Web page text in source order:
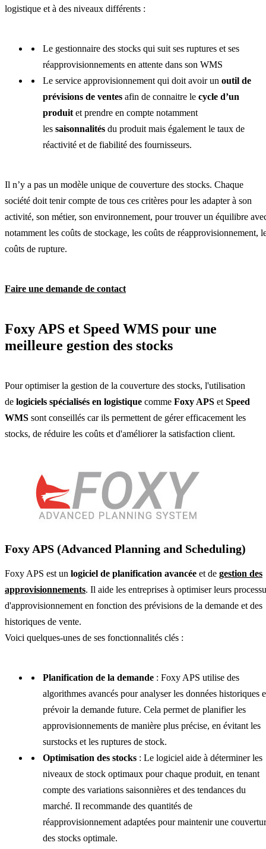
logistique et à des niveaux différents :
Le gestionnaire des stocks qui suit ses ruptures et ses
réapprovisionnements en attente dans son WMS
Le service approvisionnement qui doit avoir un outil de
prévisions de ventes afin de connaitre le cycle d’un
produit et prendre en compte notamment
les saisonnalités du produit mais également le taux de
réactivité et de fiabilité des fournisseurs.
Il n’y a pas un modèle unique de couverture des stocks. Chaque
société doit tenir compte de tous ces critères pour les adapter à son
activité, son métier, son environnement, pour trouver un équilibre
notamment les coûts de stockage, les coûts de réapprovisionnement,
coûts de rupture.
Faire une demande de contact
Foxy APS et Speed WMS pour une
meilleure gestion des stocks
Pour optimiser la gestion de la couverture des stocks, l'utilisation
de logiciels spécialisés en logistique comme Foxy APS et Speed
WMS sont conseillés car ils permettent de gérer efficacement les
stocks, de réduire les coûts et d'améliorer la satisfaction client.
Foxy APS (Advanced Planning and Scheduling)
Foxy APS est un logiciel de planification avancée et de gestion des
approvisionnements. Il aide les entreprises à optimiser leurs
d'approvisionnement en fonction des prévisions de la demande et des
historiques de vente.
Voici quelques-unes de ses fonctionnalités clés :
Planification de la demande : Foxy APS utilise des
algorithmes avancés pour analyser les données historiques
prévoir la demande future. Cela permet de planifier les
approvisionnements de manière plus précise, en évitant les
surstocks et les ruptures de stock.
Optimisation des stocks : Le logiciel aide à déterminer les
niveaux de stock optimaux pour chaque produit, en tenant
compte des variations saisonnières et des tendances du
marché. Il recommande des quantités de
réapprovisionnement adaptées pour maintenir une
des stocks optimale.